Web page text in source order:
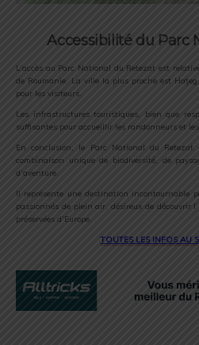
Accessibilité du Parc
L’accès au Parc National du Retezat est
de Roumanie. La ville la plus proche est
pour les visiteurs.
Les infrastructures touristiques, bien que
suffisantes pour accueillir les randonneurs et
En conclusion, le Parc National du
combinaison unique de biodiversité, de
d’aventure.
Il représente une destination incontournable
passionnés de plein air, désireux de découvrir
préservées d’Europe.
TOUTES LES INFOS AU